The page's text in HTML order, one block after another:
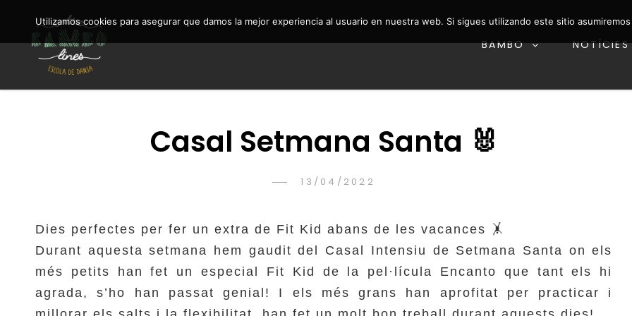
BAMBO NOTÍCIES
Casal Setmana Santa 🐰
POSTED
13/04/2022
Dies perfectes per fer un extra de Fit Kid abans de les vacances 🤸
Durant aquesta setmana hem gaudit del Casal Intensiu de Setmana Santa on els
més petits han fet un especial Fit Kid de la pel·lícula Encanto que tant els hi
agrada, s’ho han passat genial! I els més grans han aprofitat per practicar i
Utilizamos cookies para asegurar que damos la mejor experiencia al usuario en nuestra web. Si sigues utilizando este sitio